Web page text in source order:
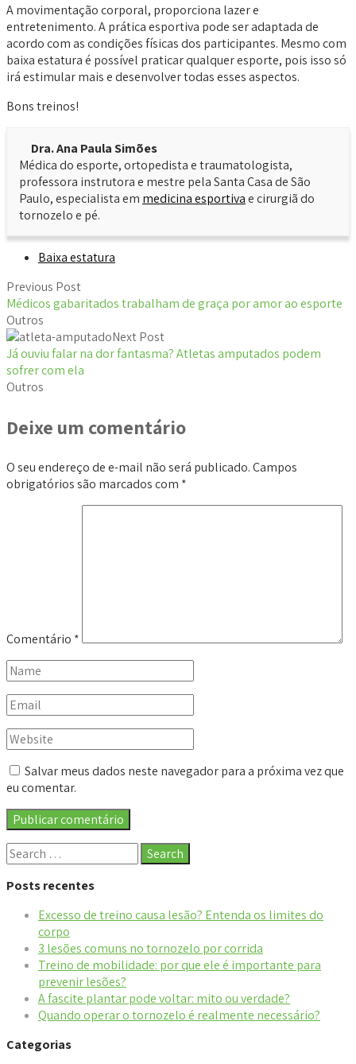
A movimentação corporal, proporciona lazer e
entretenimento. A prática esportiva pode ser adaptada de
acordo com as condições físicas dos participantes. Mesmo com
baixa estatura é possível praticar qualquer esporte, pois isso só
irá estimular mais e desenvolver todas esses aspectos.
Bons treinos!
Dra. Ana Paula Simões
Médica do esporte, ortopedista e traumatologista,
professora instrutora e mestre pela Santa Casa de São
Paulo, especialista em medicina esportivae cirurgiã do
tornozelo e pé.
Baixa estatura
Previous Post
Médicos gabaritados trabalham de graça por amor ao esporte
Outros
Next Post
Já ouviu falar na dor fantasma? Atletas amputados podem
sofrer com ela
Outros
Deixe um comentário
O seu endereço de e-mail não será publicado.Campos
obrigatórios são marcados com *
Comentário *
Salvar meus dados neste navegador para a próxima vez que
eu comentar.
Posts recentes
Excesso de treino causa lesão? Entenda os limites do
corpo
3 lesões comuns no tornozelo por corrida
Treino de mobilidade: por que ele é importante para
prevenir lesões?
A fascite plantar pode voltar: mito ou verdade?
Quando operar o tornozelo é realmente necessário?
Categorias